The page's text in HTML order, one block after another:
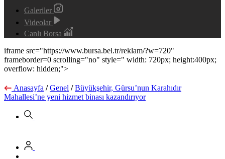
Galeriler
Videolar
Canlı Borsa
iframe src="https://www.bursa.bel.tr/reklam/?w=720"
frameborder=0 scrolling="no" style=" width: 720px; height:400px;
overflow: hidden;">
Anasayfa / Genel / Büyükşehir, Gürsu’nun Karahıdır
Mahallesi’ne yeni hizmet binası kazandırıyor